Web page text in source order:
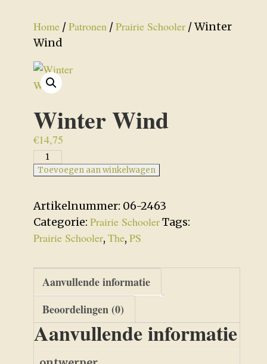
Home/Patronen/Prairie Schooler/ Winter
Wind
Winter Wind
€14,75
Winter
Wind
Toevoegen aan winkelwagen
Artikelnummer: 06-2463
Categorie: Prairie SchoolerTags:
Prairie Schooler, The, PS
Aanvullende informatie
Beoordelingen (0)
Aanvullende informatie